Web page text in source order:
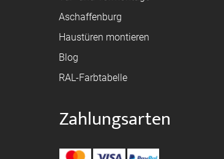
Aschaffenburg
Haustüren montieren
Blog
RAL-Farbtabelle
Zahlungsarten